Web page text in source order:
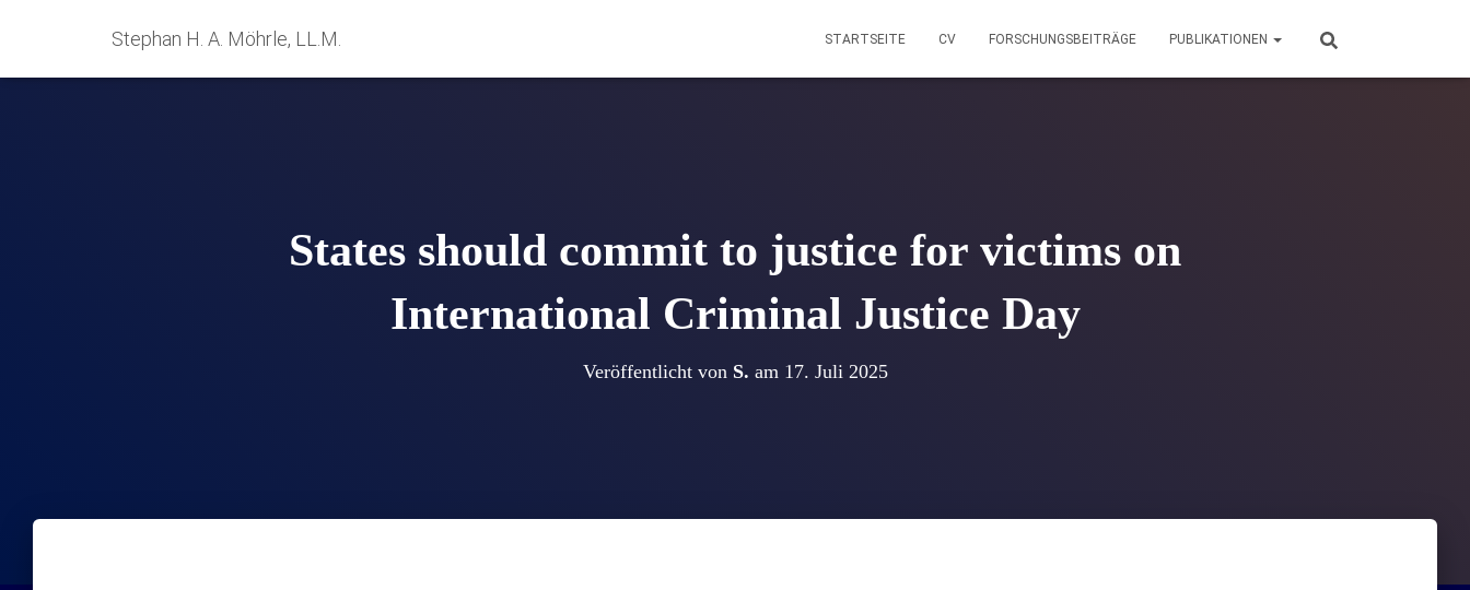
Stephan H. A. Möhrle, LL.M. STARTSEITE CV FORSCHUNGSBEITRÄGE PUBLIKATIONEN
States should commit to justice for victims on
International Criminal Justice Day
Veröffentlicht von S. am 17. Juli 2025